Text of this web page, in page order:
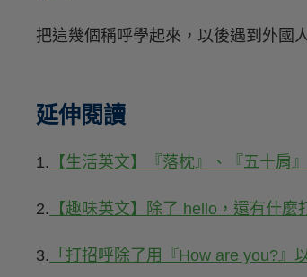
把這幾個稱呼學起來，以後遇到外國
延伸閱讀
1. 【生活英文】『落枕』、『五十肩
2. 【趣味英文】除了 hello，還有什麼
3. 「打招呼除了用『How are you?